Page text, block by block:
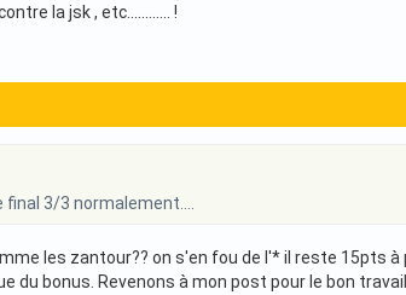
la jsk , etc............ !
3/3 normalement....
les zantour?? on s'en fou de l'* il reste 15pts
du bonus. Revenons à mon post pour le bon